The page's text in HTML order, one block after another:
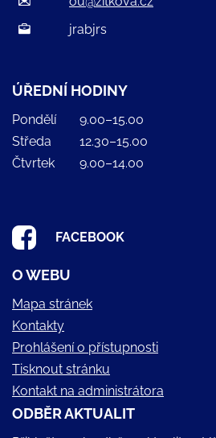
jrabjrs
ÚŘEDNÍ HODINY
Pondělí
9.00–15.00
Středa
12.30–15.00
Čtvrtek
9.00–14.00
FACEBOOK
O WEBU
Mapa stránek
Kontakty
Prohlášení o přístupnosti
Tisknout stránku
Kontakt na administrátora
ODBĚR AKTUALIT